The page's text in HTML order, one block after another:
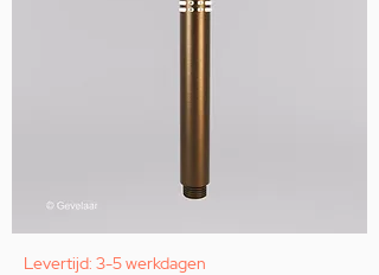
Levertijd: 3-5 werkdagen